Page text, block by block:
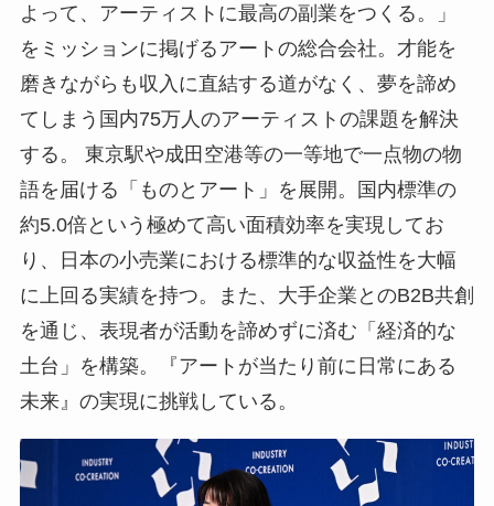
よって、アーティストに最高の副業をつくる。」
をミッションに掲げるアートの総合会社。才能を
磨きながらも収入に直結する道がなく、夢を諦め
てしまう国内75万人のアーティストの課題を解決
する。 東京駅や成田空港等の一等地で一点物の物
語を届ける「ものとアート」を展開。国内標準の
約5.0倍という極めて高い面積効率を実現してお
り、日本の小売業における標準的な収益性を大幅
に上回る実績を持つ。また、大手企業とのB2B共創
を通じ、表現者が活動を諦めずに済む「経済的な
土台」を構築。『アートが当たり前に日常にある
未来』の実現に挑戦している。